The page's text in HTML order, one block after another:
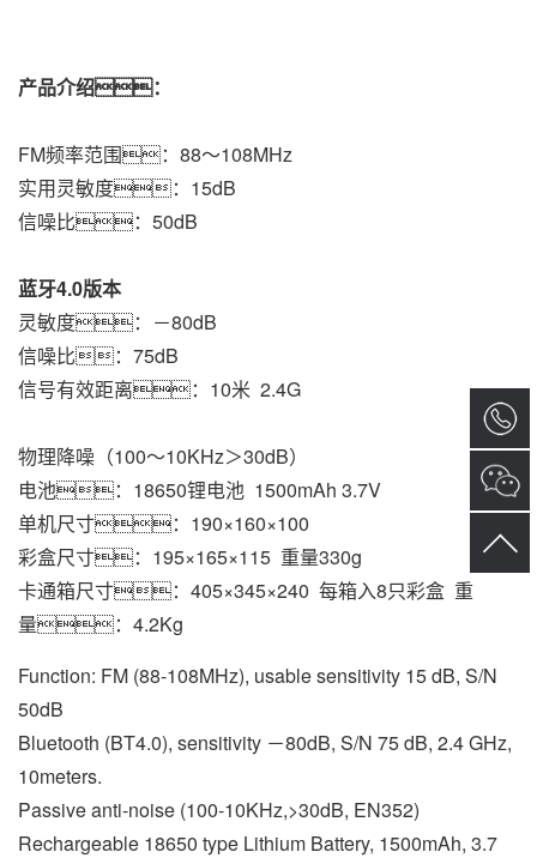
产品介绍：
FM频率范围：88～108MHz
实用灵敏度：15dB
信噪比：50dB
蓝牙4.0版本
灵敏度：－80dB
信噪比：75dB
信号有效距离：10米  2.4G
物理降噪（100～10KHz＞30dB）
电池：18650锂电池  1500mAh 3.7V
单机尺寸：190×160×100
彩盒尺寸：195×165×115  重量330g
卡通箱尺寸：405×345×240  每箱入8只彩盒  重
量：4.2Kg
Function: FM (88-108MHz), usable sensitivity 15 dB, S/N
50dB
Bluetooth (BT4.0), sensitivity －80dB, S/N 75 dB, 2.4 GHz,
10meters.
Passive anti-noise (100-10KHz,>30dB, EN352)
Rechargeable 18650 type Lithium Battery, 1500mAh, 3.7